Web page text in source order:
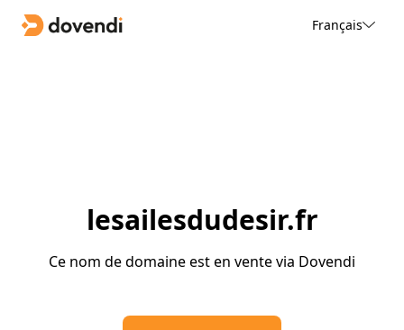
Français
lesailesdudesir.fr
Ce nom de domaine est en vente via Dovendi